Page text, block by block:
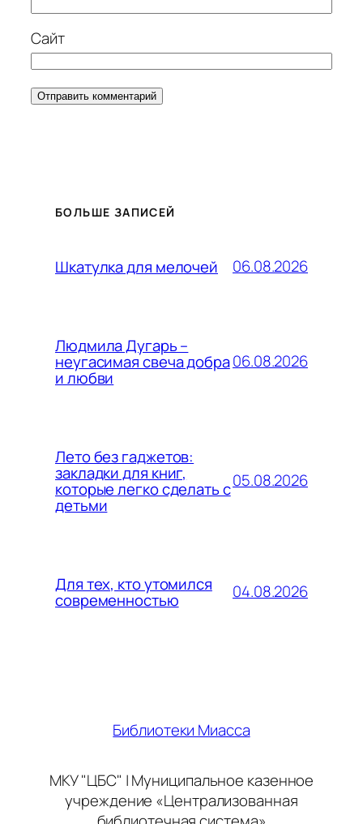
Сайт
БОЛЬШЕ ЗАПИСЕЙ
Шкатулка для мелочей 06.08.2026
Людмила Дугарь –
неугасимая свеча добра
и любви
06.08.2026
Лето без гаджетов:
закладки для книг,
которые легко сделать с
детьми
05.08.2026
Для тех, кто утомился
современностью 04.08.2026
Библиотеки Миасса
МКУ "ЦБС" | Муниципальное казенное
учреждение «Централизованная